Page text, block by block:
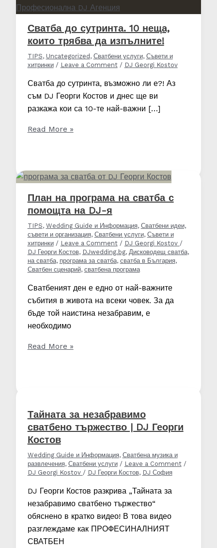
Сватба до сутринта. 10 неща,
които трябва да изпълните!
TIPS, Uncategorized , Сватбени услуги, Съвети и
хитринки/ Leave a Comment / DJ Georgi Kostov
Сватба до сутринта, възможно ли е?! Аз
съм DJ Георги Костов и днес ще ви
разкажа кои са 10-те най-важни […]
Сватба
неща,
трябва
да
изпълните!
Read More »
План на програма на сватба с
помощта на DJ-я
TIPS, Wedding Guide и Информация, Сватбени идеи,
съвети и организация, Сватбени услуги, Съвети и
хитринки/ Leave a Comment / DJ Georgi Kostov /
DJ Георги Костов, DJwedding.bg, Дисководещ сватба,
на сватба, програма за сватба, сватба в България,
Сватбен сценарий, сватбена програма
Сватбеният ден е едно от най-важните
събития в живота на всеки човек. За да
бъде той наистина незабравим, е
необходимо
План
помощта
на
DJ-
я
Read More »
Тайната за незабравимо
сватбено тържество | DJ Георги
Костов
Wedding Guide и Информация, Сватбена музика и
развлечения, Сватбени услуги/ Leave a Comment /
DJ Georgi Kostov / DJ Георги Костов, DJ София
DJ Георги Костов разкрива „Тайната за
незабравимо сватбено тържество“
обяснено в кратко видео! В това видео
разглеждаме как ПРОФЕСИНАЛНИЯТ
СВАТБЕН